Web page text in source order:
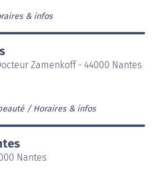
& infos
Zamenkoff - 44000 Nantes
Horaires & infos
Nantes